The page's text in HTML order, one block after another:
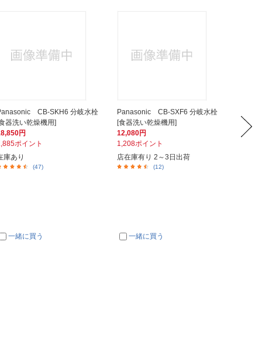
CB-SKH6 分岐水栓
器洗い乾燥機用]
円
ポイント
庫あり
(47)
一緒に買う
Panasonic CB-SXF6 分岐水栓
[食器洗い乾燥機用]
12,080円
1,208ポイント
店在庫有り 2～3日出荷
(12)
一緒に買う
[食器
19,030